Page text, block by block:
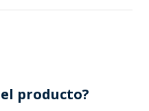
producto?